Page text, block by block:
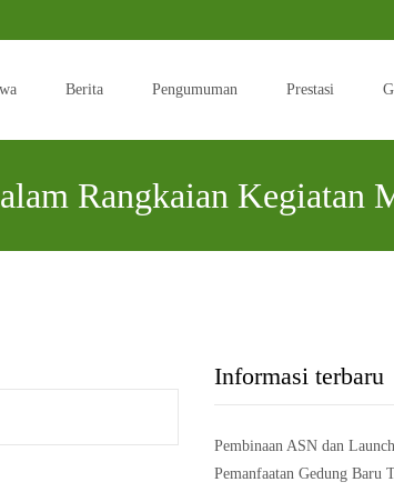
Berita Pengumuman Prestasi
Rangkaian Kegiatan
Informasi terbaru
Pembinaan ASN dan
Pemanfaatan Gedung Baru